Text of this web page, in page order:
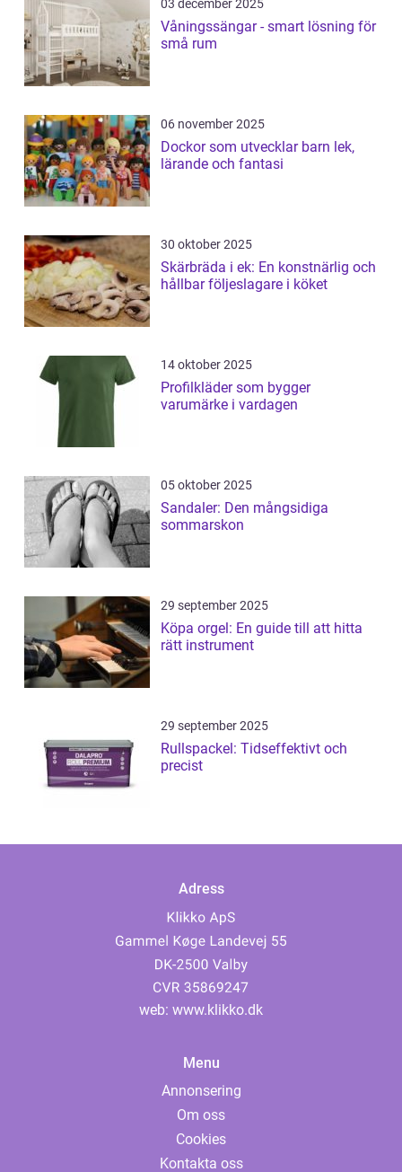
03 december 2025
Våningssängar - smart lösning för
små rum
06 november 2025
Dockor som utvecklar barn lek,
lärande och fantasi
30 oktober 2025
Skärbräda i ek: En konstnärlig och
hållbar följeslagare i köket
14 oktober 2025
Profilkläder som bygger
varumärke i vardagen
05 oktober 2025
Sandaler: Den mångsidiga
sommarskon
29 september 2025
Köpa orgel: En guide till att hitta
rätt instrument
29 september 2025
Rullspackel: Tidseffektivt och
precist
Adress
web: www.klikko.dk
Menu
Annonsering
Om oss
Cookies
Kontakta oss